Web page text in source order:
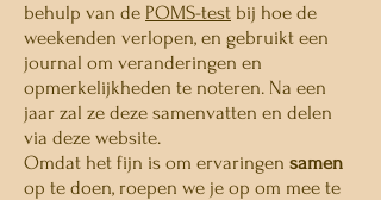
behulp van de POMS-test bij hoe de
weekenden verlopen, en gebruikt een
journal om veranderingen en
opmerkelijkheden te noteren. Na een
jaar zal ze deze samenvatten en delen
via deze website.
Omdat het fijn is om ervaringen samen
op te doen, roepen we je op om mee te